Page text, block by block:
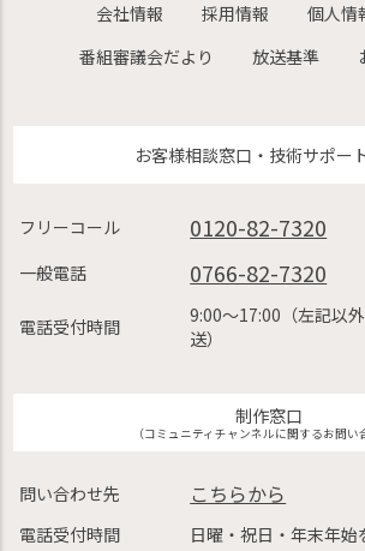
会社情報 採用情報
個人情
番組審議会だより
放送基準
お客様相談窓口・技術サポー
フリーコール 0120-82-7320
一般電話 0766-82-7320
電話受付時間
9:00〜17:00（左記以
送）
制作窓口
（コミュニティチャンネルに関するお問い
問い合わせ先 こちらから
電話受付時間 日曜・祝日・年末年始